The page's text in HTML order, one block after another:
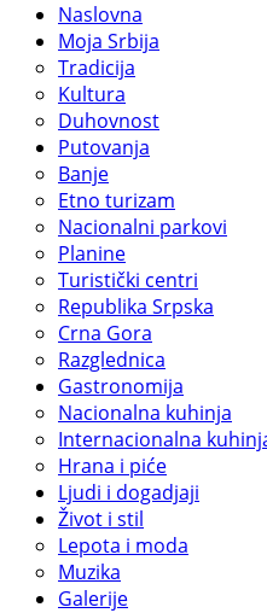
Naslovna
Moja Srbija
Tradicija
Kultura
Duhovnost
Putovanja
Banje
Etno turizam
Nacionalni parkovi
Planine
Turistički centri
Republika Srpska
Crna Gora
Razglednica
Gastronomija
Nacionalna kuhinja
Internacionalna
Hrana i piće
Ljudi i dogadjaji
Život i stil
Lepota i moda
Muzika
Galerije